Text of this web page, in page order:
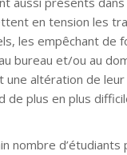
en tension les
les empêchant de
bureau et/ou au
une altération de
de plus en plus
nombre d’étudiants